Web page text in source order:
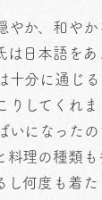
やか、和や
は日本語を
十分に通じ
りしてくれ
いになった
料理の種類
し何度も着た